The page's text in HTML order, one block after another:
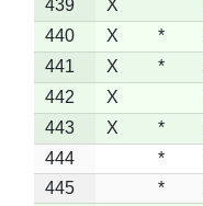
439
X
440
X *
441
X *
442
X
443
X *
444
*
445
*